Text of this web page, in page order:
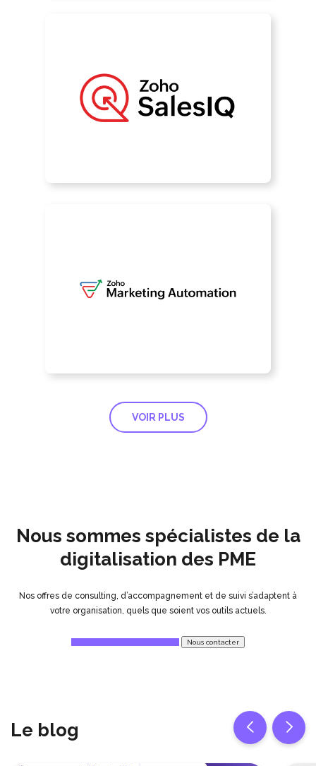
VOIR PLUS
Nous sommes spécialistes de la
digitalisation des PME
Nos offres de consulting, d’accompagnement et de suivi s’adaptent à
votre organisation, quels que soient vos outils actuels.
Nous contacter
Le blog